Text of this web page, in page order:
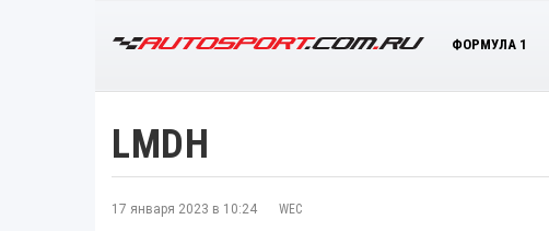
ФОРМУЛА 1
LMDH
17 января 2023 в 10:24 WEC